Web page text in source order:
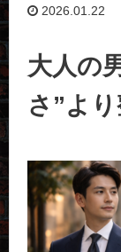
2026.01.22
大人の
さ”よ